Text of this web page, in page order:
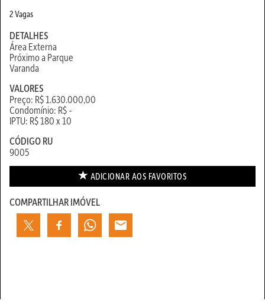
2 Vagas
DETALHES
Área Externa
Próximo a Parque
Varanda
VALORES
Preço: R$ 1.630.000,00
Condomínio: R$ -
IPTU: R$ 180 x 10
CÓDIGO RU
9005
ADICIONAR AOS FAVORITOS
COMPARTILHAR IMÓVEL